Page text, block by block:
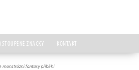
ZNAČKY KONTAKT
monstrózní fantasy příběh!